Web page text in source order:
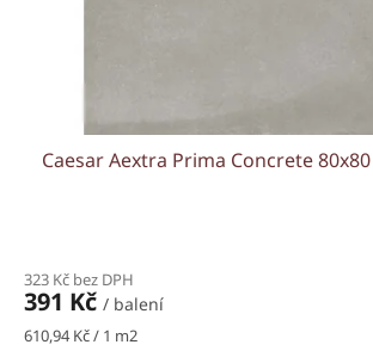
Caesar Aextra Prima Concrete
323 Kč bez DPH
391 Kč / balení
Měrná
610,94 Kč / 1 m2